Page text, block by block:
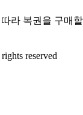
라 복권을 구매할
reserved